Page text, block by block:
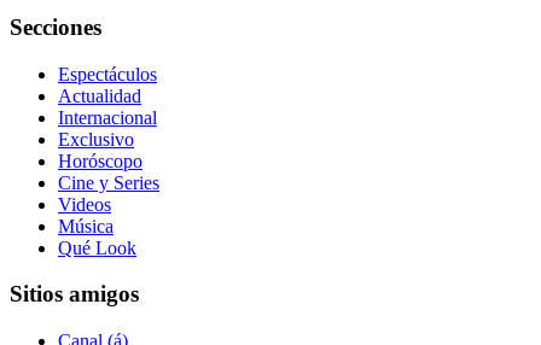
Secciones
Espectáculos
Actualidad
Internacional
Exclusivo
Horóscopo
Cine y Series
Videos
Música
Qué Look
Sitios amigos
Canal (á)